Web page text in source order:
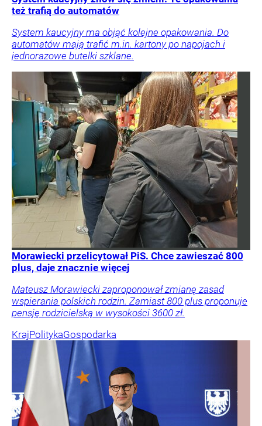
też trafią do automatów
System kaucyjny ma objąć kolejne opakowania. Do
automatów mają trafić m.in. kartony po napojach i
jednorazowe butelki szklane.
Morawiecki przelicytował PiS. Chce zawieszać 800
plus, daje znacznie więcej
Mateusz Morawiecki zaproponował zmianę zasad
wspierania polskich rodzin. Zamiast 800 plus proponuje
pensję rodzicielską w wysokości 3600 zł.
KrajPolitykaGospodarka